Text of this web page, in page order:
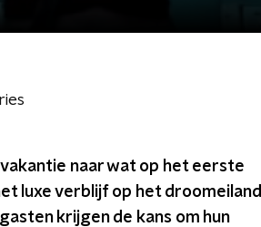
naar wat op het eerste
luxe verblijf op het droomeiland
krijgen de kans om hun